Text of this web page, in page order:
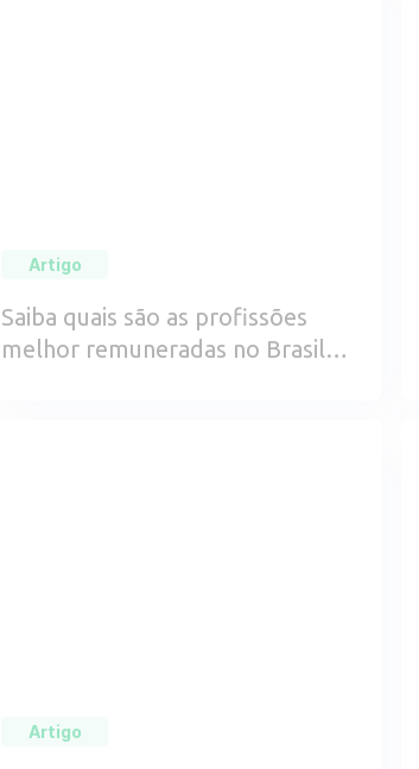
Artigo
Saiba quais são as profissões
melhor remuneradas no Brasil
Artigo